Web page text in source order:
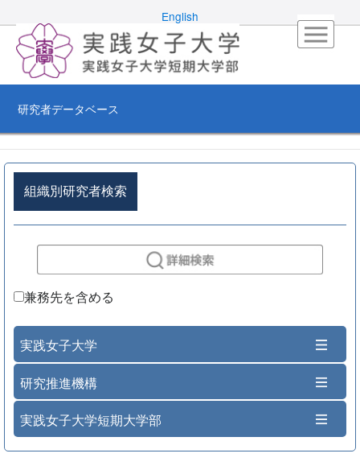
English
研究者データベース
組織別研究者検索
兼務先を含める
実践女子大学
研究推進機構
実践女子大学短期大学部